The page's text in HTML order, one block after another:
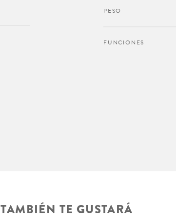
PESO
FUNCIONES
TAMBIÉN TE GUSTARÁ